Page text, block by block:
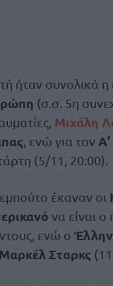
ήταν συνολικά
(σ.σ. 5η
Μιχάλη
, ενώ για τον
(5/11, 20:00).
έκαναν οι
να είναι
ενώ ο
Μαρκέλ Σταρκς